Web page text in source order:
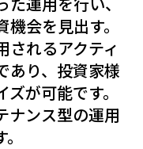
会を見出す。
されるアクティ
あり、投資家様
が可能です。
ナンス型の運用